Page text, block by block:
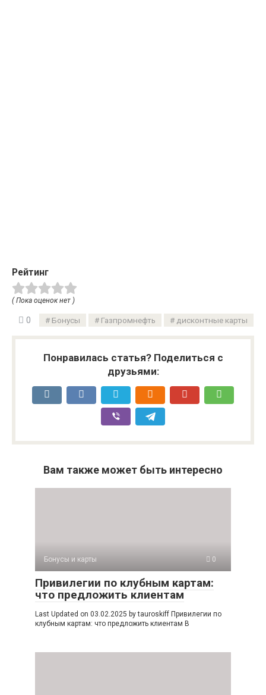
Рейтинг
( Пока оценок нет )
0 Бонусы Газпромнефть дисконтные карты
Понравилась статья? Поделиться с
друзьями:
Вам также может быть интересно
Бонусы и карты 0
Привилегии по клубным картам:
что предложить клиентам
Last Updated on 03.02.2025 by tauroskiff Привилегии по
клубным картам: что предложить клиентам В